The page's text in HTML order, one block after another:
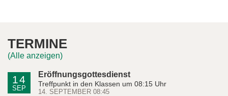
TERMINE
(Alle anzeigen)
14
SEP
Eröffnungsgottesdienst
Treffpunkt in den Klassen um 08:15 Uhr
14. SEPTEMBER 08:45